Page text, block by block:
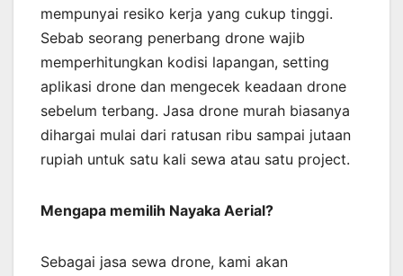
mempunyai resiko kerja yang cukup tinggi.
Sebab seorang penerbang drone wajib
memperhitungkan kodisi lapangan, setting
aplikasi drone dan mengecek keadaan drone
sebelum terbang. Jasa drone murah biasanya
dihargai mulai dari ratusan ribu sampai jutaan
rupiah untuk satu kali sewa atau satu project.
Mengapa memilih Nayaka Aerial?
Sebagai jasa sewa drone, kami akan